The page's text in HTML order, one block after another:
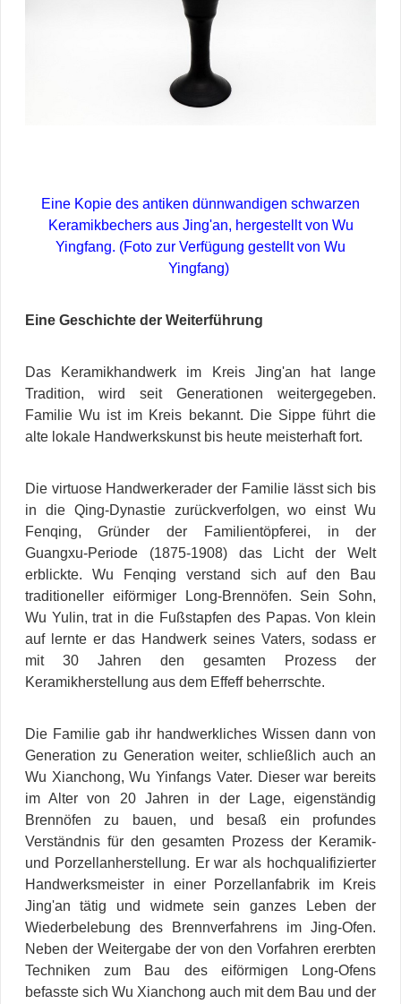
Eine Kopie des antiken dünnwandigen schwarzen
Keramikbechers aus Jing'an, hergestellt von Wu
Yingfang. (Foto zur Verfügung gestellt von Wu
Yingfang)
Eine Geschichte der Weiterführung
Das Keramikhandwerk im Kreis Jing'an hat lange
Tradition, wird seit Generationen weitergegeben.
Familie Wu ist im Kreis bekannt. Die Sippe führt die
alte lokale Handwerkskunst bis heute meisterhaft fort.
Die virtuose Handwerkerader der Familie lässt sich bis
in die Qing-Dynastie zurückverfolgen, wo einst Wu
Fenqing, Gründer der Familientöpferei, in der
Guangxu-Periode (1875-1908) das Licht der Welt
erblickte. Wu Fenqing verstand sich auf den Bau
traditioneller eiförmiger Long-Brennöfen. Sein Sohn,
Wu Yulin, trat in die Fußstapfen des Papas. Von klein
auf lernte er das Handwerk seines Vaters, sodass er
mit 30 Jahren den gesamten Prozess der
Keramikherstellung aus dem Effeff beherrschte.
Die Familie gab ihr handwerkliches Wissen dann von
Generation zu Generation weiter, schließlich auch an
Wu Xianchong, Wu Yinfangs Vater. Dieser war bereits
im Alter von 20 Jahren in der Lage, eigenständig
Brennöfen zu bauen, und besaß ein profundes
Verständnis für den gesamten Prozess der Keramik-
und Porzellanherstellung. Er war als hochqualifizierter
Handwerksmeister in einer Porzellanfabrik im Kreis
Jing'an tätig und widmete sein ganzes Leben der
Wiederbelebung des Brennverfahrens im Jing-Ofen.
Neben der Weitergabe der von den Vorfahren ererbten
Techniken zum Bau des eiförmigen Long-Ofens
befasste sich Wu Xianchong auch mit dem Bau und der